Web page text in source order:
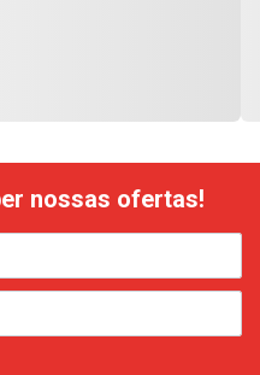
nossas ofertas!